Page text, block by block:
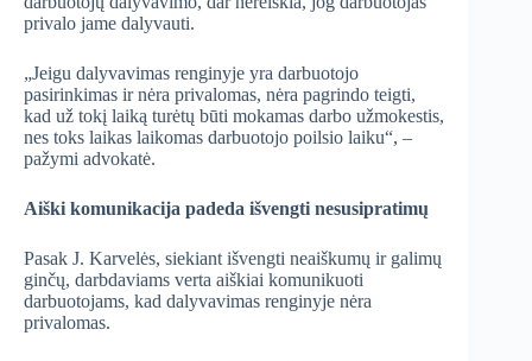
privalo jame dalyvauti.
„Jeigu dalyvavimas renginyje yra darbuotojo
pasirinkimas ir nėra privalomas, nėra pagrindo teigti,
kad už tokį laiką turėtų būti mokamas darbo užmokestis,
nes toks laikas laikomas darbuotojo poilsio laiku“, –
pažymi advokatė.
Aiški komunikacija padeda išvengti nesusipratimų
Pasak J. Karvelės, siekiant išvengti neaiškumų ir galimų
ginčų, darbdaviams verta aiškiai komunikuoti
darbuotojams, kad dalyvavimas renginyje nėra
privalomas.